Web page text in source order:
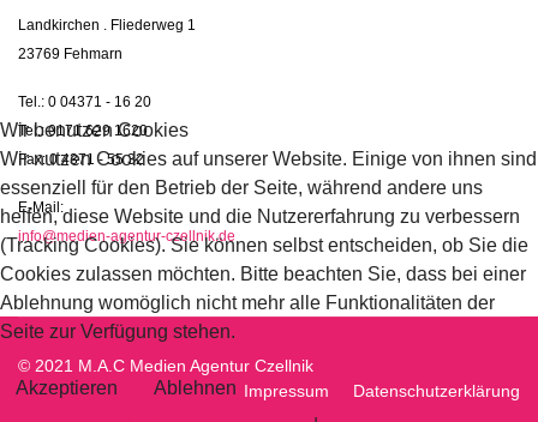
Landkirchen . Fliederweg 1
23769 Fehmarn
Tel.: 0 04371 - 16 20
Tel.: 0171 629 1620
Fax: 0 4371 - 55 32
E-Mail:
info@medien-agentur-czellnik.de
© 2021 M.A.C Medien Agentur Czellnik
Impressum
Datenschutzerklärung
Wir benutzen Cookies
Wir nutzen Cookies auf unserer Website. Einige von ihnen sind
essenziell für den Betrieb der Seite, während andere uns
helfen, diese Website und die Nutzererfahrung zu verbessern
(Tracking Cookies). Sie können selbst entscheiden, ob Sie die
Cookies zulassen möchten. Bitte beachten Sie, dass bei einer
Ablehnung womöglich nicht mehr alle Funktionalitäten der
Seite zur Verfügung stehen.
Akzeptieren
Ablehnen